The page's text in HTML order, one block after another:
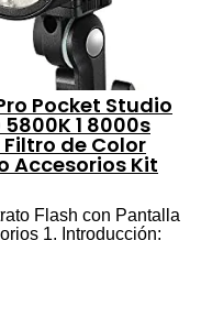
Pocket Studio
1 8000s
Filtro de Color
Accesorios Kit
Flash con Pantalla
1. Introducción: